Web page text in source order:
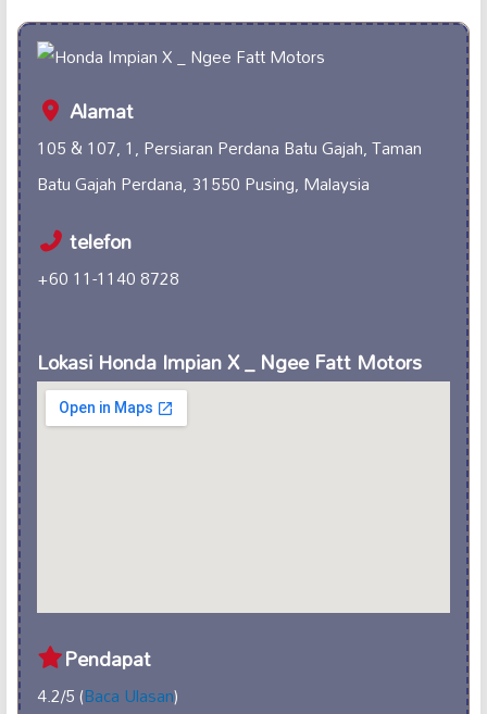
Alamat
105 & 107, 1, Persiaran Perdana Batu Gajah, Taman
Batu Gajah Perdana, 31550 Pusing, Malaysia
telefon
+60 11-1140 8728
Lokasi Honda Impian X _ Ngee Fatt Motors
Pendapat
4.2/5 (Baca Ulasan)